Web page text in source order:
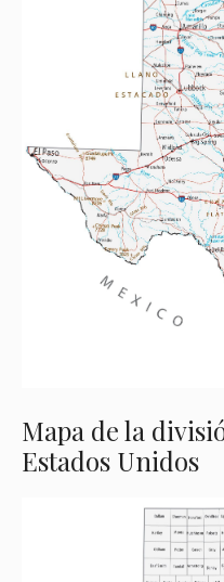
Mapa de la
Estados Unidos